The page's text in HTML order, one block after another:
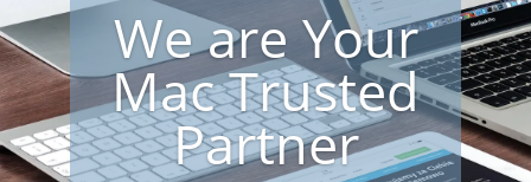
We are Your
Mac Trusted
Partner